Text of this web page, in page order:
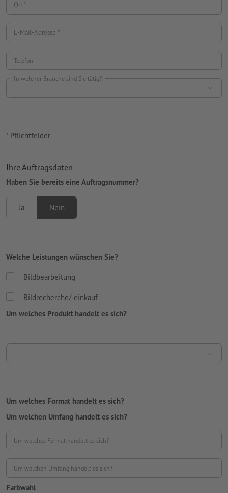
Ort *
E-Mail-Adresse *
Telefon
In welcher Branche sind Sie tätig?
* Pflichtfelder
Ihre Auftragsdaten
Haben Sie bereits eine Auftragsnummer?
Ja Nein
Welche Leistungen wünschen Sie?
Bildbearbeitung
Bildrecherche/-einkauf
Um welches Produkt handelt es sich?
Um welches Format handelt es sich?
Um welchen Umfang handelt es sich?
Um welches Format handelt es sich?
Um welchen Umfang handelt es sich?
Farbwahl